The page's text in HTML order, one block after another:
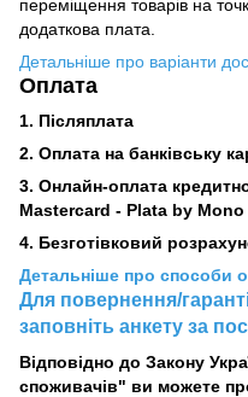
переміщення товарів на
додаткова плата.
Детальніше про варіанти
Оплата
1. Післяплата
2. Оплата на банківську
3. Онлайн-оплата
Mastercard - Plata by Mono
4. Безготівковий
Детальніше про способи
Для повернення/
заповніть анкету за
Відповідно до Закону
споживачів" ви можете